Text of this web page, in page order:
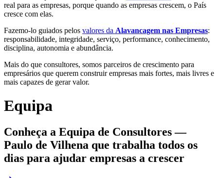
real para as empresas, porque quando as empresas crescem, o País
cresce com elas.
Fazemo-lo guiados pelos valores da Alavancagem nas Empresas:
responsabilidade, integridade, serviço, performance, conhecimento,
disciplina, autonomia e abundância.
Mais do que consultores, somos parceiros de crescimento para
empresários que querem construir empresas mais fortes, mais livres e
mais capazes de gerar valor.
Equipa
Conheça a Equipa de Consultores —
Paulo de Vilhena que trabalha todos os
dias para ajudar empresas a crescer